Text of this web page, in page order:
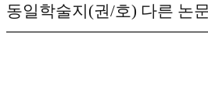
동일학술지(권/호) 다른 논